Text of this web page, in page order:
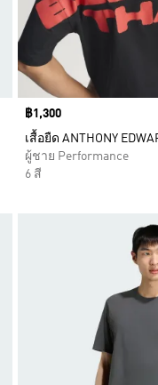
Price
฿1,300
เสื้อยืด ANTHONY
ผู้ชาย Performance
6 สี
เพิ่มไปยังรายการสินค้าโ